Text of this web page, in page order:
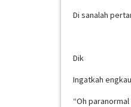
Di sanalah
Dik
Ingatkah
“Oh